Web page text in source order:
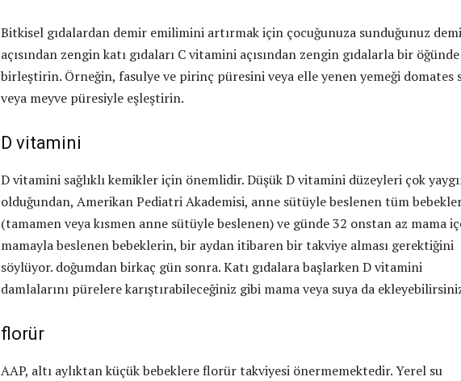
Bitkisel gıdalardan demir emilimini artırmak için çocuğunuza sunduğunuz
açısından zengin katı gıdaları C vitamini açısından zengin gıdalarla bir öğünde
birleştirin. Örneğin, fasulye ve pirinç püresini veya elle yenen yemeği domates
veya meyve püresiyle eşleştirin.
D vitamini
D vitamini sağlıklı kemikler için önemlidir. Düşük D vitamini düzeyleri çok
olduğundan, Amerikan Pediatri Akademisi, anne sütüyle beslenen tüm
(tamamen veya kısmen anne sütüyle beslenen) ve günde 32 onstan az mama
mamayla beslenen bebeklerin, bir aydan itibaren bir takviye alması gerektiğini
söylüyor. doğumdan birkaç gün sonra. Katı gıdalara başlarken D vitamini
damlalarını pürelere karıştırabileceğiniz gibi mama veya suya da
florür
AAP, altı aylıktan küçük bebeklere florür takviyesi önermemektedir. Yerel su